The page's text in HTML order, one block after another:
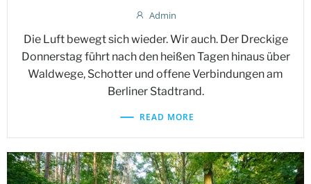
Admin
Die Luft bewegt sich wieder. Wir auch. Der Dreckige
Donnerstag führt nach den heißen Tagen hinaus über
Waldwege, Schotter und offene Verbindungen am
Berliner Stadtrand.
READ MORE